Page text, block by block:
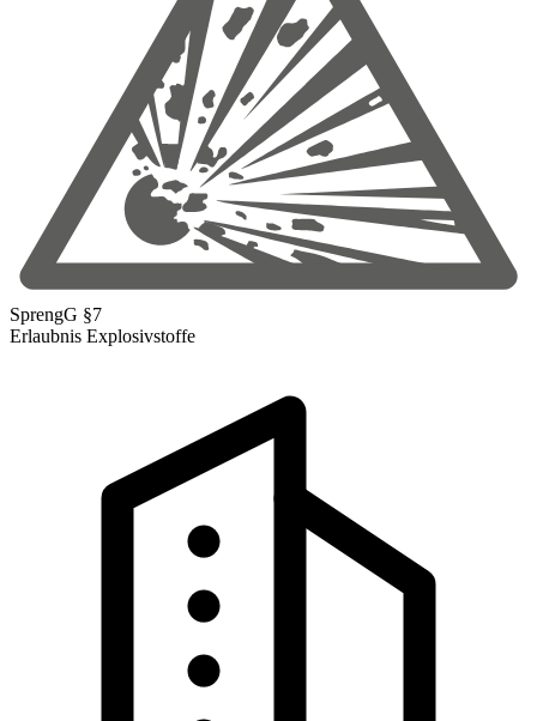
SprengG §7
Erlaubnis Explosivstoffe